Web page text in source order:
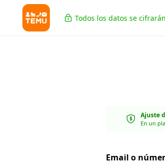
Todos los datos se cifrarán
Ajuste
En un
Email o